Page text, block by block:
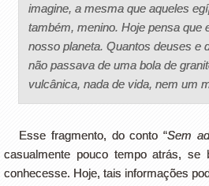
imagine, a mesma que aqueles
também, menino. Hoje pensa que
nosso planeta. Quantos deuses e
não passava de uma bola de
vulcânica, nada de vida, nem um
Esse fragmento, do conto “Sem
casualmente pouco tempo atrás,
conhecesse. Hoje, tais informações